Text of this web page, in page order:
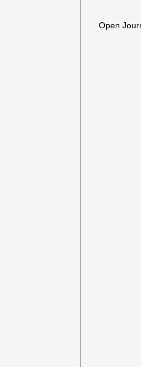
Open